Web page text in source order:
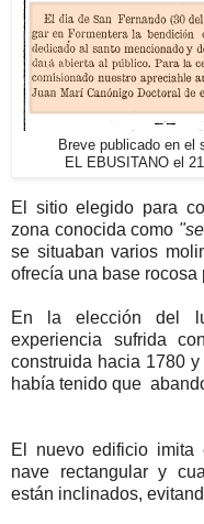
Breve publicado en el
EL EBUSITANO el
El sitio elegido para
zona conocida como
se situaban varios
ofrecía una base rocosa
En la elección del
experiencia sufrida
construida hacia 1780
había tenido que
El nuevo edificio
nave rectangular y
están inclinados,